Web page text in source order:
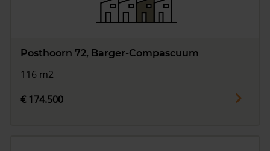
Posthoorn 72, Barger-Compascuum
116 m2
€ 174.500